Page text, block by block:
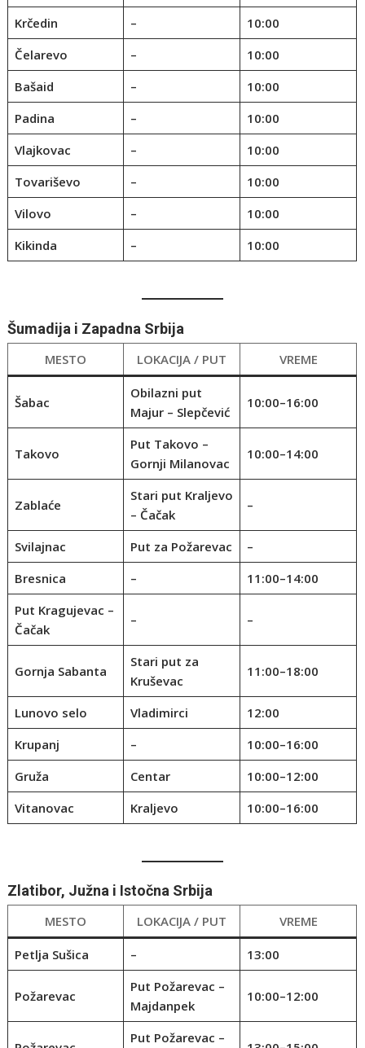
Krčedin
–
10:00
Čelarevo
–
10:00
Bašaid
–
10:00
Padina
–
10:00
Vlajkovac
–
10:00
Tovariševo
–
10:00
Vilovo
–
10:00
Kikinda
– 10:00
Šumadija i Zapadna Srbija
MESTO LOKACIJA / PUT VREME
Šabac
Obilazni put
Majur – Slepčević
10:00–16:00
Takovo
Put Takovo –
Gornji Milanovac
10:00–14:00
Zablaće
Stari put Kraljevo
– Čačak
–
Svilajnac Put za Požarevac
–
Bresnica
–
11:00–14:00
Put Kragujevac –
Čačak
– –
Gornja Sabanta
Stari put za
Kruševac
11:00–18:00
Lunovo selo Vladimirci
12:00
Krupanj
–
10:00–16:00
Gruža
Centar
10:00–12:00
Vitanovac
Kraljevo 10:00–16:00
Zlatibor, Južna i Istočna Srbija
MESTO LOKACIJA / PUT VREME
Petlja Sušica – 13:00
Požarevac
Put Požarevac –
Majdanpek
10:00–12:00
Put Požarevac –